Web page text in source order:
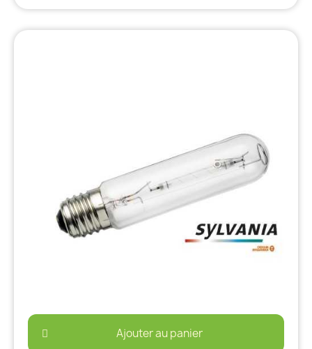
Ajouter au panier